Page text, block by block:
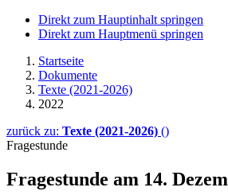
Direkt zum Hauptinhalt springen
Direkt zum Hauptmenü springen
Startseite
Dokumente
Texte (2021-2026)
2022
zurück zu: Texte (2021-2026) ()
Fragestunde
Fragestunde am 14.